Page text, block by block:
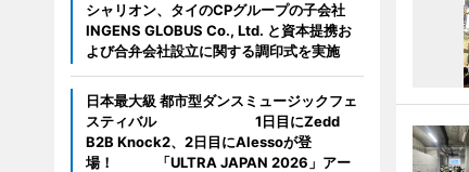
シャリオン、タイのCPグループの子会社
INGENS GLOBUS Co., Ltd. と資本提携お
よび合弁会社設立に関する調印式を実施
日本最大級 都市型ダンスミュージックフェ
スティバル 1日目にZedd
B2B Knock2、2日目にAlessoが登
場！ 「ULTRA JAPAN 2026」アー